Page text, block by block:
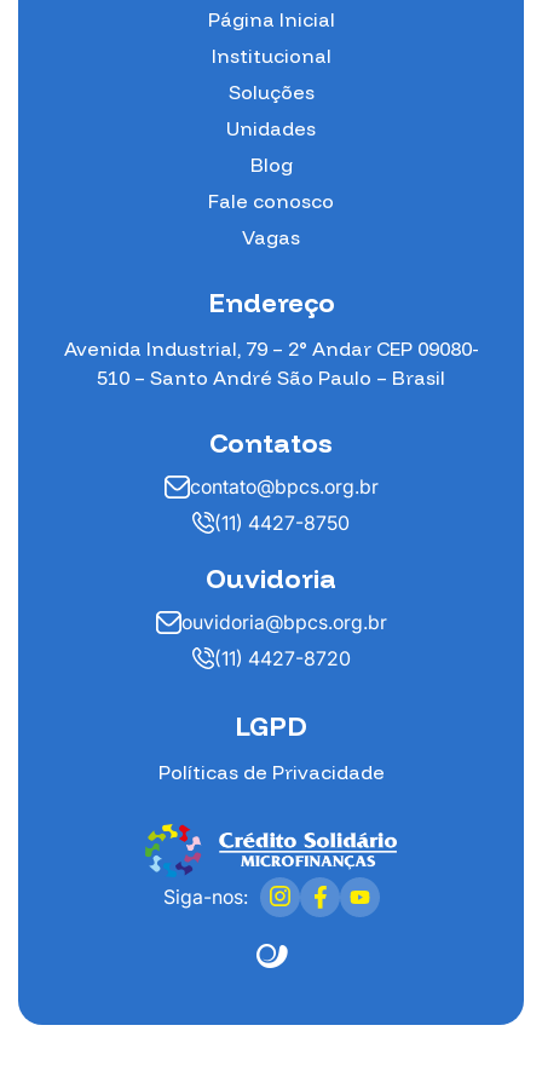
Página Inicial
Institucional
Soluções
Unidades
Blog
Fale conosco
Vagas
Endereço
Avenida Industrial, 79 – 2° Andar CEP 09080-
510 – Santo André São Paulo – Brasil
Contatos
contato@bpcs.org.br
(11) 4427-8750
Ouvidoria
ouvidoria@bpcs.org.br
(11) 4427-8720
LGPD
Políticas de Privacidade
Siga-nos: